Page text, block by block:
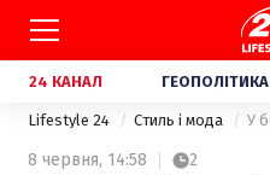
24 КАНАЛ ГЕОПОЛІТИКА
Lifestyle 24 Стиль і мода
8 червня, 14:58 2